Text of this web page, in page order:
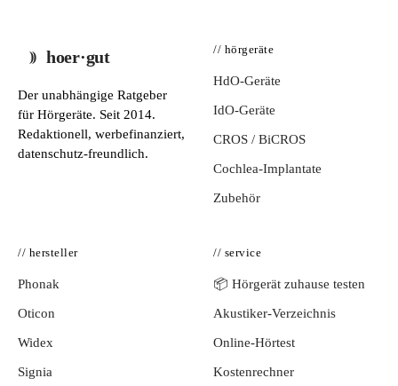
hoer·gut
Der unabhängige Ratgeber
für Hörgeräte. Seit 2014.
Redaktionell, werbefinanziert,
datenschutz-freundlich.
// hörgeräte
HdO-Geräte
IdO-Geräte
CROS / BiCROS
Cochlea-Implantate
Zubehör
// hersteller
Phonak
Oticon
Widex
Signia
// service
📦 Hörgerät zuhause testen
Akustiker-Verzeichnis
Online-Hörtest
Kostenrechner